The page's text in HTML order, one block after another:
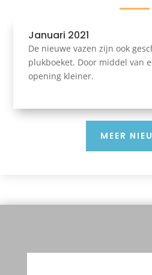
Januari 2021
De nieuwe vazen zijn ook
plukboeket. Door middel van
opening kleiner.
MEER